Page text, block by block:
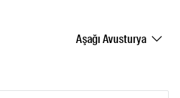
Aşağı Avusturya